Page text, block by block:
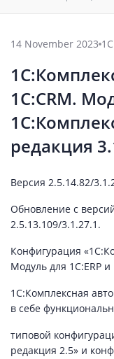
14 November 2023
1С:CRM.
редакция
Версия 2.5.14.82/
Обновление с
2.5.13.109/3.1.27.1.
Конфигурация
Модуль для 1С:ERP и
1С:Комплексная
в себе
типовой
редакция 2.5» и